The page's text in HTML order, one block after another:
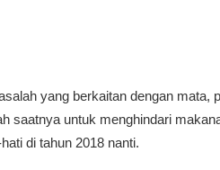
yang berkaitan dengan mata,
saatnya untuk menghindari
di tahun 2018 nanti.